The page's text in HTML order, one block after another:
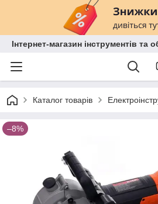
Інтернет-магазин інструментів та
Каталог товарів
–8%